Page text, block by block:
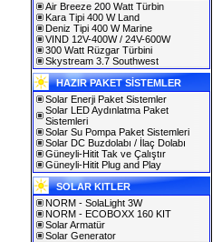
Air Breeze 200 Watt Türbin
Kara Tipi 400 W Land
Deniz Tipi 400 W Marine
VIND 12V-400W / 24V-600W
300 Watt Rüzgar Türbini
Skystream 3.7 Southwest
HAZIR PAKET SİSTEMLER
Solar Enerji Paket Sistemler
Solar LED Aydınlatma Paket
Sistemleri
Solar Su Pompa Paket Sistemleri
Solar DC Buzdolabı / İlaç Dolabı
Güneyli-Hitit Tak ve Çalıştır
Güneyli-Hitit Plug and Play
SOLAR KITLER
NORM - SolaLight 3W
NORM - ECOBOXX 160 KIT
Solar Armatür
Solar Generator